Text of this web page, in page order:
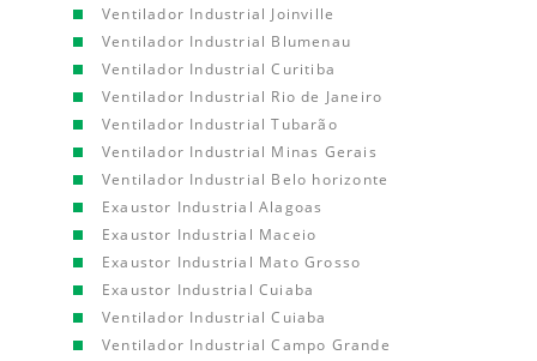
Ventilador Industrial Joinville
Ventilador Industrial Blumenau
Ventilador Industrial Curitiba
Ventilador Industrial Rio de Janeiro
Ventilador Industrial Tubarão
Ventilador Industrial Minas Gerais
Ventilador Industrial Belo horizonte
Exaustor Industrial Alagoas
Exaustor Industrial Maceio
Exaustor Industrial Mato Grosso
Exaustor Industrial Cuiaba
Ventilador Industrial Cuiaba
Ventilador Industrial Campo Grande